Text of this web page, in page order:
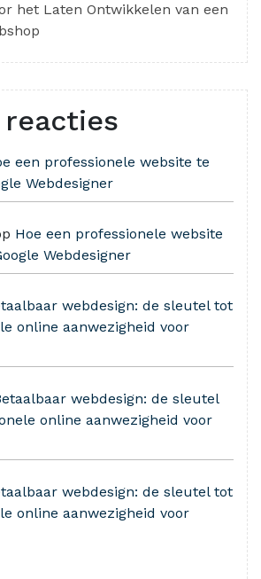
het Laten Ontwikkelen van een
een professionele website te
Webdesigner
Hoe een professionele website
Webdesigner
webdesign: de sleutel tot
online aanwezigheid voor
webdesign: de sleutel
online aanwezigheid voor
webdesign: de sleutel tot
online aanwezigheid voor